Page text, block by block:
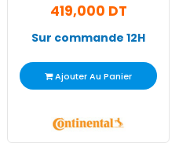
419,000 DT
Sur commande 12H
Ajouter Au Panier